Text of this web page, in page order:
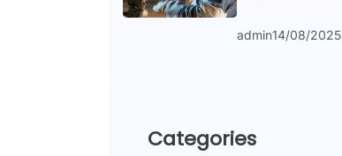
admin14/08/2025
Categories